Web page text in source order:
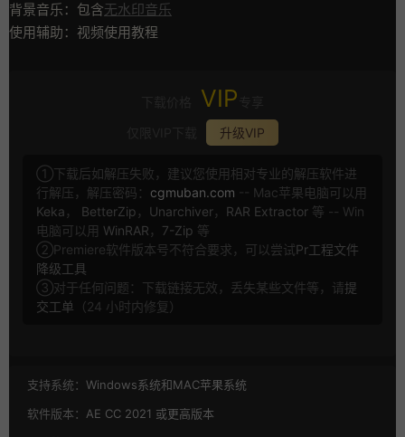
背景音乐：包含无水印音乐
使用辅助：视频使用教程
VIP
升级VIP
①下载后如解压失败，建议您使用相对专业的解压软件进
行解压，解压密码： cgmuban.com -- Mac苹果电脑可以用
Keka ， BetterZip ， Unarchiver， RAR Extractor 等 -- Win
电脑可以用 WinRAR ， 7-Zip 等
②Premiere软件版本号不符合要求，可以尝试Pr工程文件
降级工具
③对于任何问题：下载链接无效，丢失某些文件等，请提
交工单 （24 小时内修复）
支持系统： Windows系统和MAC苹果系统
软件版本： AE CC 2021 或更高版本